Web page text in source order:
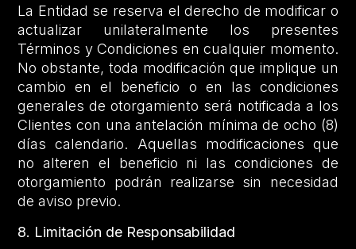
La Entidad se reserva el derecho de modificar o
actualizar unilateralmente los presentes
Términos y Condiciones en cualquier momento.
No obstante, toda modificación que implique un
cambio en el beneficio o en las condiciones
generales de otorgamiento será notificada a los
Clientes con una antelación mínima de ocho (8)
días calendario. Aquellas modificaciones que
no alteren el beneficio ni las condiciones de
otorgamiento podrán realizarse sin necesidad
de aviso previo.
8. Limitación de Responsabilidad